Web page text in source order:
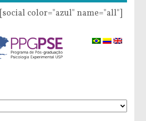
[social color="azul" name="all"]